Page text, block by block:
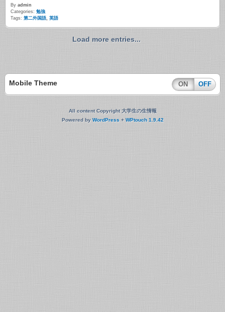
By admin
Categories: 勉強
Tags: 第二外国語, 英語
Load more entries...
Mobile Theme ON OFF
All content Copyright 大学生の生情報
Powered by WordPress + WPtouch 1.9.42